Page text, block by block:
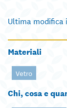
Ultima modifica
Materiali
Vetro
Chi, cosa e